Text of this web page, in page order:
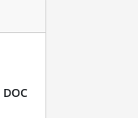
DOC